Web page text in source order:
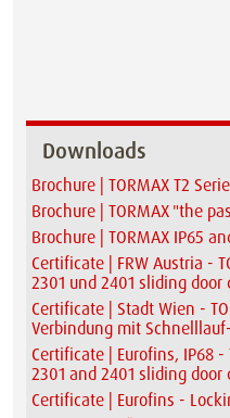
Downloads
Brochure | TORMAX T2
Brochure | TORMAX "the
Brochure | TORMAX IP65
Certificate | FRW Austria -
2301 und 2401 sliding door
Certificate | Stadt Wien -
Verbindung mit
Certificate | Eurofins, IP68 -
2301 and 2401 sliding door
Certificate | Eurofins -